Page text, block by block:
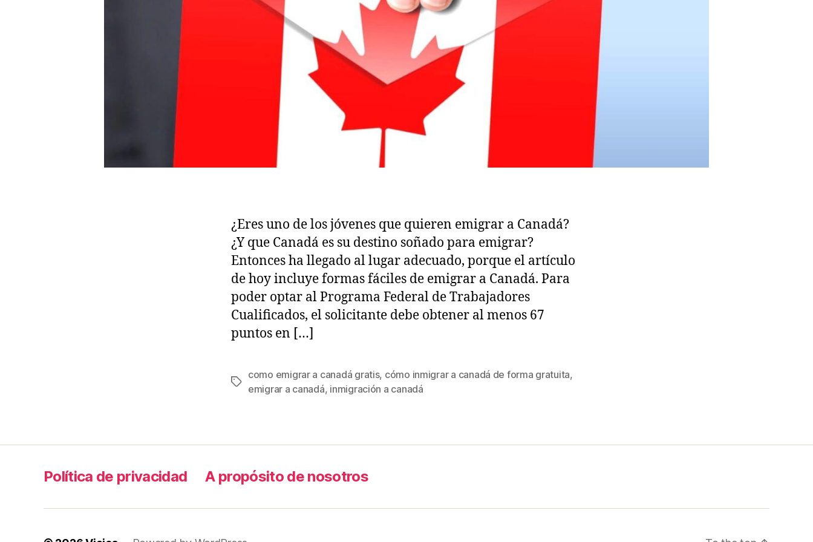
¿Eres uno de los jóvenes que quieren emigrar a Canadá?
¿Y que Canadá es su destino soñado para emigrar?
Entonces ha llegado al lugar adecuado, porque el artículo
de hoy incluye formas fáciles de emigrar a Canadá. Para
poder optar al Programa Federal de Trabajadores
Cualificados, el solicitante debe obtener al menos 67
puntos en […]
Tags
como emigrar a canadá gratis, cómo inmigrar a canadá de forma gratuita,
emigrar a canadá, inmigración a canadá
Política de privacidad A propósito de nosotros